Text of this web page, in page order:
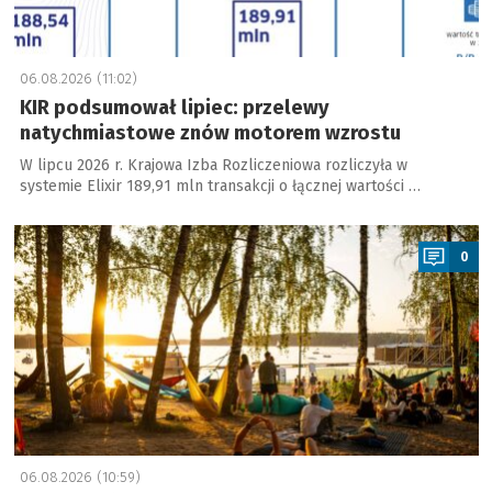
06.08.2026 (11:02)
KIR podsumował lipiec: przelewy
natychmiastowe znów motorem wzrostu
W lipcu 2026 r. Krajowa Izba Rozliczeniowa rozliczyła w
systemie Elixir 189,91 mln transakcji o łącznej wartości …
a
0
06.08.2026 (10:59)